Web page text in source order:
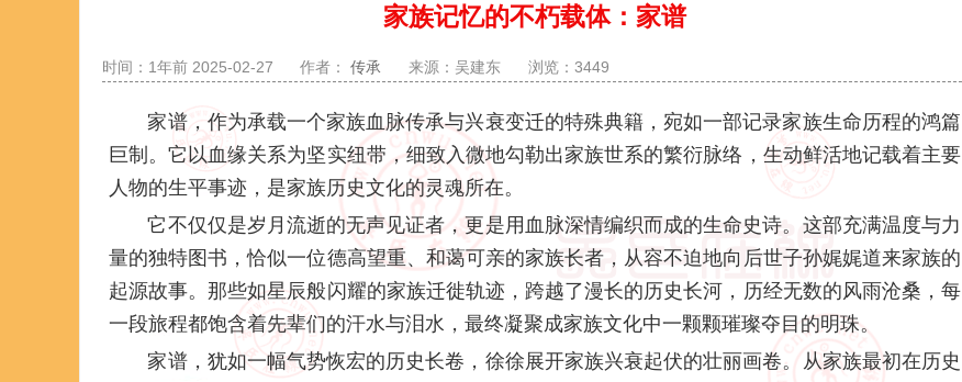
家族记忆的不朽载体：家谱
时间：1年前 2025-02-27 作者： 传承 来源：吴建东 浏览：3449
家谱，作为承载一个家族血脉传承与兴衰变迁的特殊典籍，宛如一部记录家族生命历程的鸿篇
巨制。它以血缘关系为坚实纽带，细致入微地勾勒出家族世系的繁衍脉络，生动鲜活地记载着主要
人物的生平事迹，是家族历史文化的灵魂所在。
它不仅仅是岁月流逝的无声见证者，更是用血脉深情编织而成的生命史诗。这部充满温度与力
量的独特图书，恰似一位德高望重、和蔼可亲的家族长者，从容不迫地向后世子孙娓娓道来家族的
起源故事。那些如星辰般闪耀的家族迁徙轨迹，跨越了漫长的历史长河，历经无数的风雨沧桑，每
一段旅程都饱含着先辈们的汗水与泪水，最终凝聚成家族文化中一颗颗璀璨夺目的明珠。
家谱，犹如一幅气势恢宏的历史长卷，徐徐展开家族兴衰起伏的壮丽画卷。从家族最初在历史